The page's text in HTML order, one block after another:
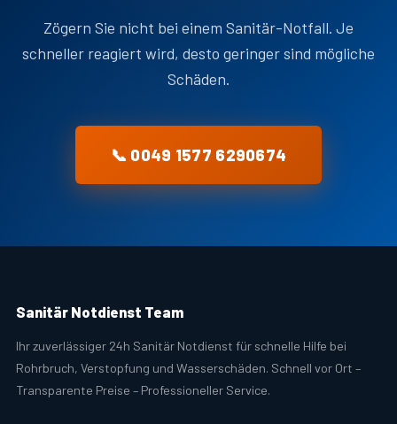
Zögern Sie nicht bei einem Sanitär-Notfall. Je
schneller reagiert wird, desto geringer sind mögliche
Schäden.
📞 0049 1577 6290674
Sanitär Notdienst Team
Ihr zuverlässiger 24h Sanitär Notdienst für schnelle Hilfe bei
Rohrbruch, Verstopfung und Wasserschäden. Schnell vor Ort –
Transparente Preise – Professioneller Service.